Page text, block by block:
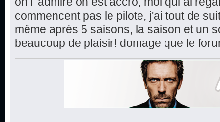
commencent pas le pilote, j'ai tout de
même après 5 saisons, la saison et un
beaucoup de plaisir! domage que le